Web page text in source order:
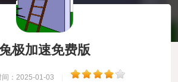
极加速免费版
间：2025-01-03